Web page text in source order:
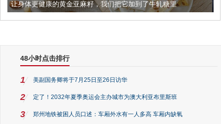
亚麻籽，我们把它加到了牛轧糖里 被列入佛家七宝的它到
48小时点击排行
1 美副国务卿将于7月25日至26日访华
2 定了！2032年夏季奥运会主办城市为澳大利亚布里斯班
3 郑州地铁被困人员口述：车厢外水有一人多高 车厢内缺氧